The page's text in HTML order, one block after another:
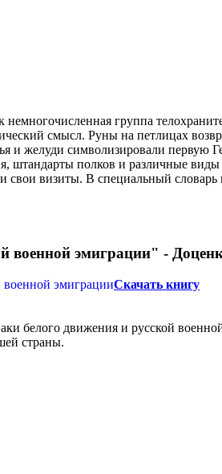
группа
смысл. Руны на петлицах
и желуди символизировали первую
штандарты полков и различные
свои визиты. В специальный
военной эмиграции" -
Скачать книгу
белого движения и русской
страны.